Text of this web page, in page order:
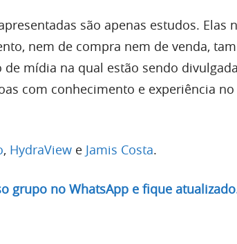
são apenas estudos. Elas
nem de compra nem de venda,
mídia na qual estão sendo
com conhecimento e experiência
, HydraView e Jamis Costa.
grupo no WhatsApp e fique